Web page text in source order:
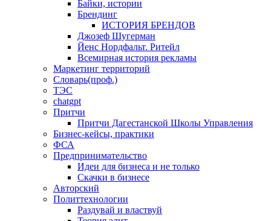
Байки, истории
Брендинг
ИСТОРИЯ БРЕНДОВ
Джозеф Шугерман
​Йенс Нордфальт. Ритейл
Всемирная история рекламы
Маркетинг территорий
Словарь(проф.)
ТЭС
chatgpt
Притчи
Притчи Дагестанской Школы Управления
Бизнес-кейсы, практики
ФСА
Предпринимательство
Идеи для бизнеса и не только
Скачки в бизнесе
Авторский
Политтехнологии
Раздувай и властвуй